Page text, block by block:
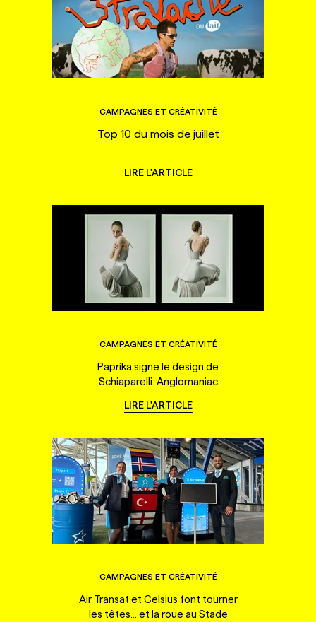
CAMPAGNES ET CRÉATIVITÉ
Top 10 du mois de juillet
LIRE L'ARTICLE
CAMPAGNES ET CRÉATIVITÉ
Paprika signe le design de
Schiaparelli: Anglomaniac
LIRE L'ARTICLE
CAMPAGNES ET CRÉATIVITÉ
Air Transat et Celsius font tourner
les têtes... et la roue au Stade